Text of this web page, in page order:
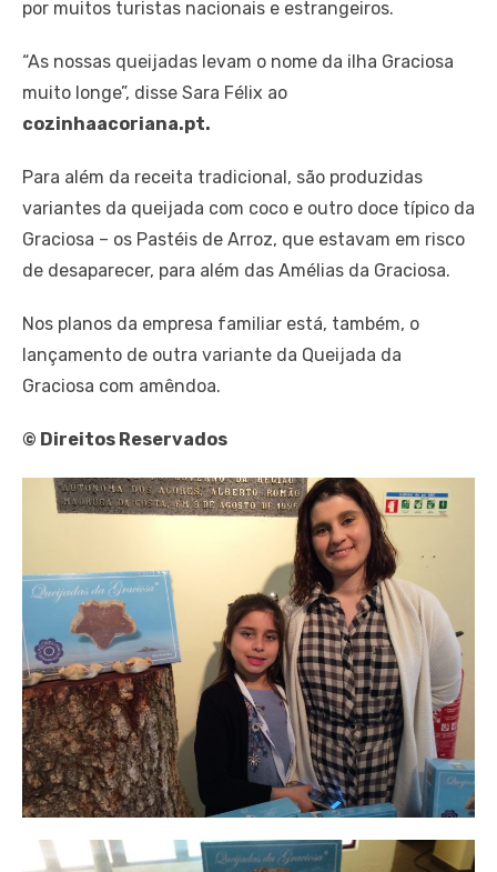
por muitos turistas nacionais e estrangeiros.
“As nossas queijadas levam o nome da ilha Graciosa
muito longe”, disse Sara Félix ao
cozinhaacoriana.pt.
Para além da receita tradicional, são produzidas
variantes da queijada com coco e outro doce típico da
Graciosa – os Pastéis de Arroz, que estavam em risco
de desaparecer, para além das Amélias da Graciosa.
Nos planos da empresa familiar está, também, o
lançamento de outra variante da Queijada da
Graciosa com amêndoa.
© Direitos Reservados